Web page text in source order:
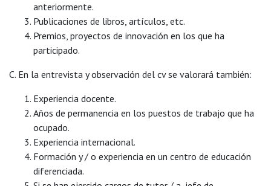
anteriormente.
Publicaciones de libros, artículos, etc.
Premios, proyectos de innovación en los que ha
participado.
C. En la entrevista y observación del cv se valorará también:
Experiencia docente.
Años de permanencia en los puestos de trabajo que ha
ocupado.
Experiencia internacional.
Formación y / o experiencia en un centro de educación
diferenciada.